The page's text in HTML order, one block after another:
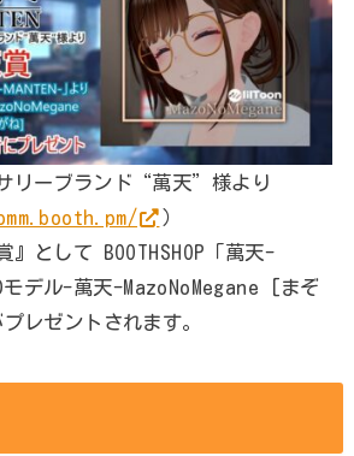
リーブランド“萬天”様より
）
』として BOOTHSHOP「萬天-
モデル-萬天-MazoNoMegane [まぞ
レゼントされます。